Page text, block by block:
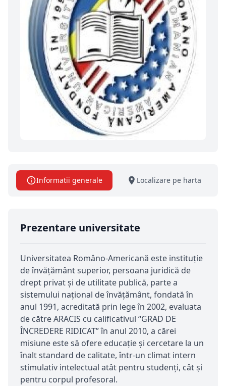
Informatii generale Localizare pe harta
Prezentare universitate
Universitatea Româno-Americană este instituție
de învățământ superior, persoana juridică de
drept privat și de utilitate publică, parte a
sistemului național de învățământ, fondată în
anul 1991, acreditată prin lege în 2002, evaluata
de către ARACIS cu calificativul “GRAD DE
ÎNCREDERE RIDICAT” în anul 2010, a cărei
misiune este să ofere educație și cercetare la un
înalt standard de calitate, într-un climat intern
stimulativ intelectual atât pentru studenți, cât și
pentru corpul profesoral.